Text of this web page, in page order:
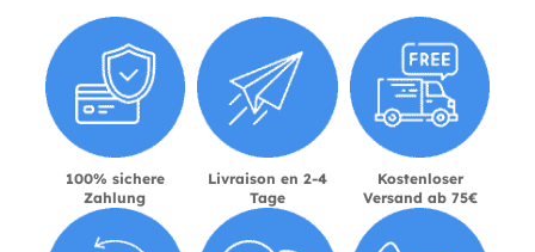
100% sichere
Zahlung
Livraison en 2-4
Tage
Kostenloser
Versand ab 75€